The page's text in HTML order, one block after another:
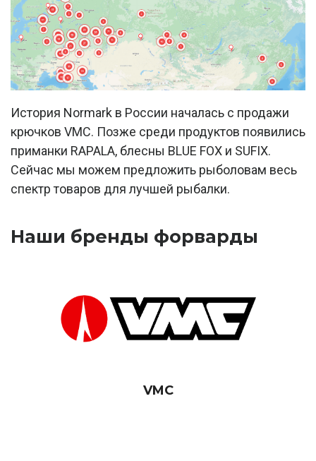
История Normark в России началась с продажи
крючков VMC. Позже среди продуктов появились
приманки RAPALA, блесны BLUE FOX и SUFIX.
Сейчас мы можем предложить рыболовам весь
спектр товаров для лучшей рыбалки.
Наши бренды форварды
VMC